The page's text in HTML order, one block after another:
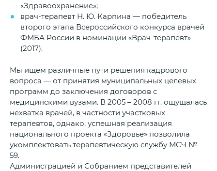
«Здравоохранение»;
врач-терапевт Н. Ю. Карпина — победитель
второго этапа Всероссийского конкурса врачей
ФМБА России в номинации «Врач-терапевт»
(2017).
Мы ищем различные пути решения кадрового
вопроса — от принятия муниципальных целевых
программ до заключения договоров с
медицинскими вузами. В 2005 – 2008 гг. ощущалась
нехватка врачей, в частности участковых
терапевтов, однако, успешная реализация
национального проекта «Здоровье» позволила
укомплектовать терапевтическую службу МСЧ №
59.
Администрацией и Собранием представителей